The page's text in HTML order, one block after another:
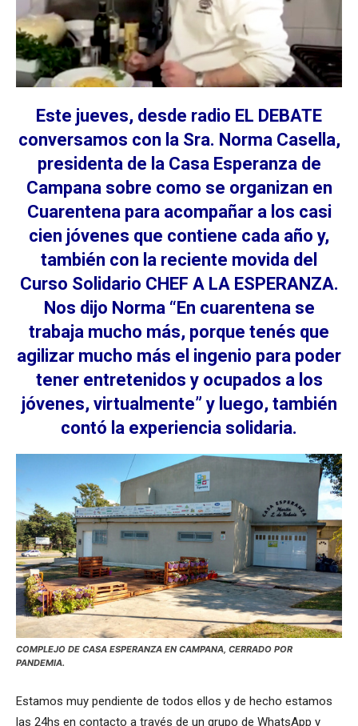
Este jueves, desde radio EL DEBATE
conversamos con la Sra. Norma Casella,
presidenta de la Casa Esperanza de
Campana sobre como se organizan en
Cuarentena para acompañar a los casi
cien jóvenes que contiene cada año y,
también con la reciente movida del
Curso Solidario CHEF A LA ESPERANZA.
Nos dijo Norma “En cuarentena se
trabaja mucho más, porque tenés que
agilizar mucho más el ingenio para poder
tener entretenidos y ocupados a los
jóvenes, virtualmente” y luego, también
contó la experiencia solidaria.
COMPLEJO DE CASA ESPERANZA EN CAMPANA, CERRADO POR
PANDEMIA.
Estamos muy pendiente de todos ellos y de hecho estamos
las 24hs en contacto a través de un grupo de WhatsApp y